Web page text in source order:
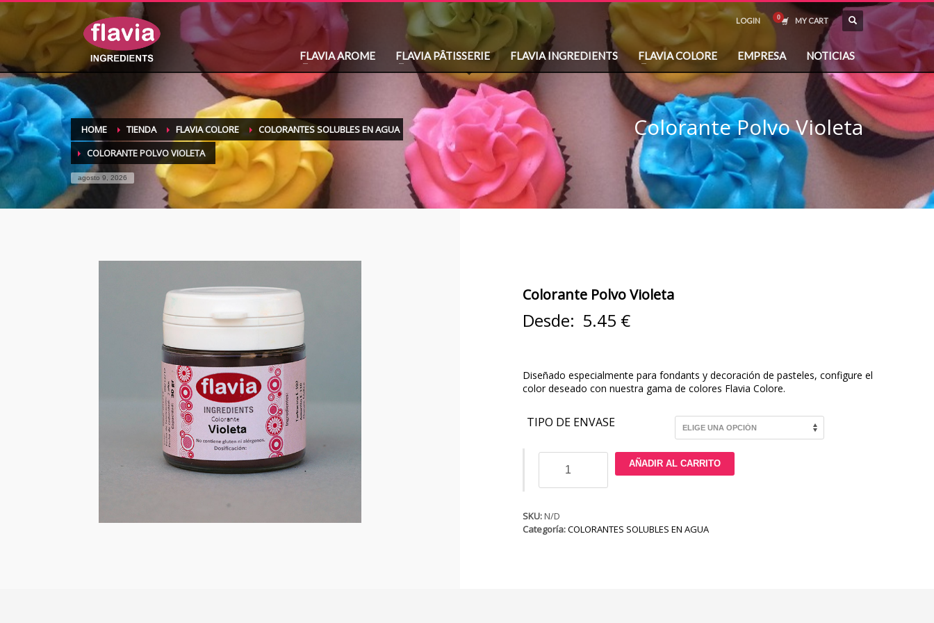
LOGIN MY CART
FLAVIA AROME FLAVIA PÂTISSERIE FLAVIA INGREDIENTS FLAVIA COLORE EMPRESA NOTICIAS
HOME TIENDA FLAVIA COLORE
COLORANTES SOLUBLES EN AGUA
COLORANTE POLVO VIOLETA
agosto 9, 2026
Colorante Polvo Violeta
Colorante Polvo Violeta
Desde: 5.45 €
Diseñado especialmente para fondants y decoración de pasteles, configure el
color deseado con nuestra gama de colores Flavia Colore.
TIPO DE ENVASE
Violeta
AÑADIR AL CARRITO
SKU:N/D
Categoría:COLORANTES SOLUBLES EN AGUA